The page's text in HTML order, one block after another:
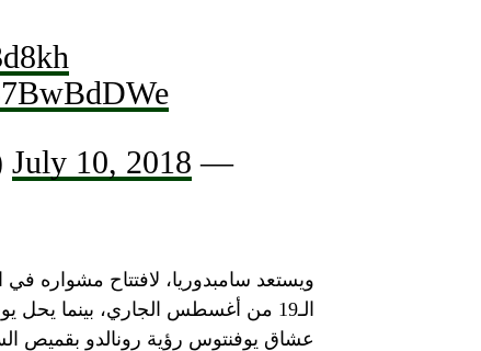
— JuventusFC (@juventusfcen)
July 10, 2018
ويستعد سامبدوريا، لافتتاح مشواره
الـ19 من أغسطس الجاري، بينما يحل
عشاق يوفنتوس رؤية رونالدو بقميص